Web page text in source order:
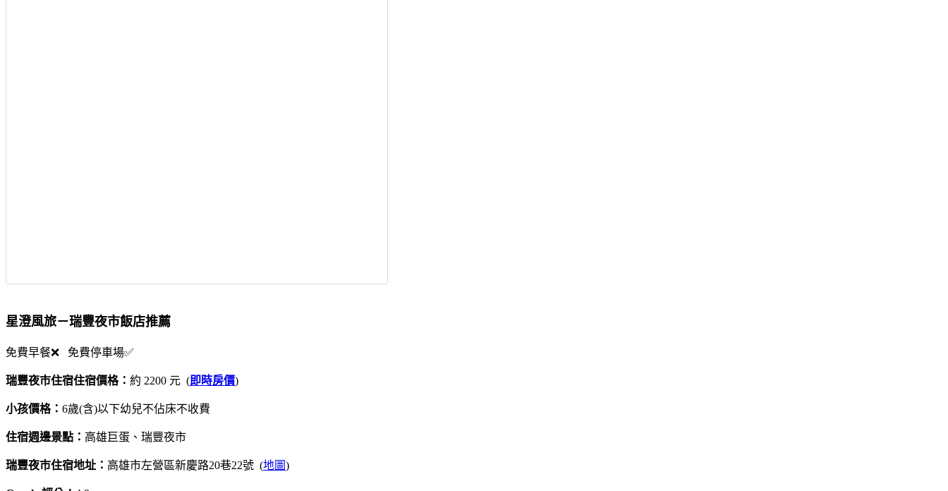
星澄風旅－瑞豐夜市飯店推薦
免費早餐❌ 免費停車場✅
瑞豐夜市住宿住宿價格： 約 2200 元 (即時房價)
小孩價格： 6歲(含)以下幼兒不佔床不收費
住宿週邊景點： 高雄巨蛋、瑞豐夜市
瑞豐夜市住宿地址： 高雄市左營區新慶路20巷22號 (地圖)